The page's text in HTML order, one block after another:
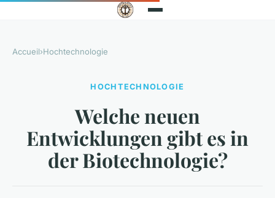
Accueil›Hochtechnologie
HOCHTECHNOLOGIE
Welche neuen
Entwicklungen gibt es in
der Biotechnologie?